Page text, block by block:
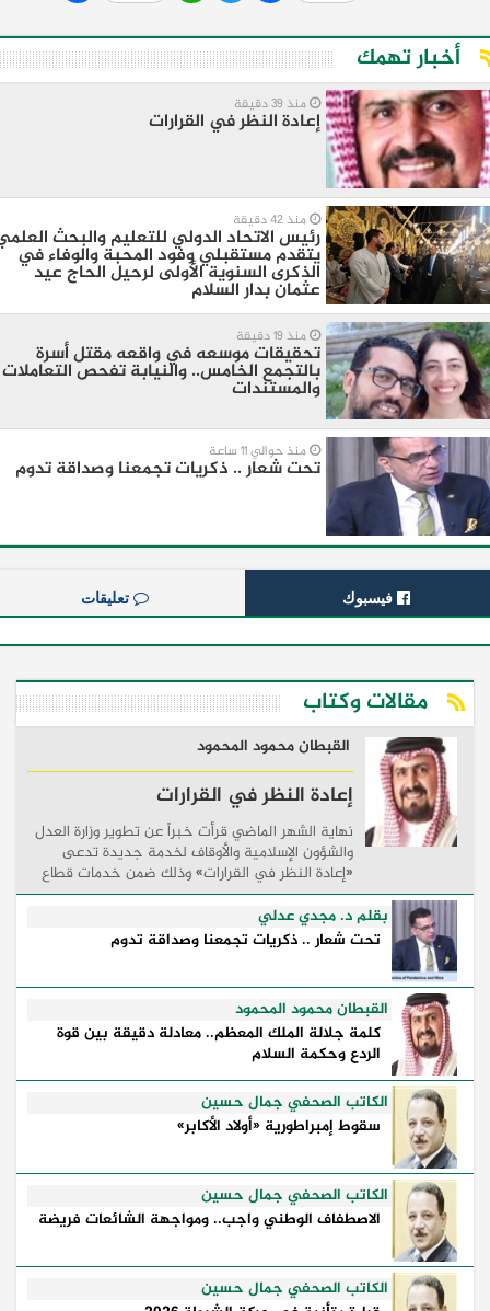
أخبار تهمك
منذ 39 دقيقة
إعادة النظر في القرارات
منذ 42 دقيقة
رئيس الاتحاد الدولي للتعليم والبحث
يتقدم مستقبلي وفود المحبة والوفاء في
الذكرى السنوية الأولى لرحيل الحاج عيد
عثمان بدار السلام
منذ 19 دقيقة
تحقيقات موسعه في واقعه مقتل أسرة
بالتجمع الخامس.. والنيابة تفحص التعاملات
والمستندات
منذ حوالي 11 ساعة
تحت شعار .. ذكريات تجمعنا وصداقة تدوم
فيسبوك تعليقات
مقالات وكتاب
القبطان محمود المحمود
إعادة النظر في القرارات
نهاية الشهر الماضي قرأت خبراً عن تطوير وزارة العدل
والشؤون الإسلامية والأوقاف لخدمة جديدة تدعى
«إعادة النظر في القرارات» وذلك ضمن خدمات قطاع
القاصرين بحيث تتيح للخاضعين للولاية والقائمين على
...
بقلم د. مجدي عدلي
تحت شعار .. ذكريات تجمعنا وصداقة تدوم
القبطان محمود المحمود
كلمة جلالة الملك المعظم.. معادلة دقيقة بين قوة
الردع وحكمة السلام
الكاتب الصحفي جمال حسين
سقوط إمبراطورية «أولاد الأكابر»
الكاتب الصحفي جمال حسين
الاصطفاف الوطني واجب.. ومواجهة الشائعات فريضة
الكاتب الصحفي جمال حسين